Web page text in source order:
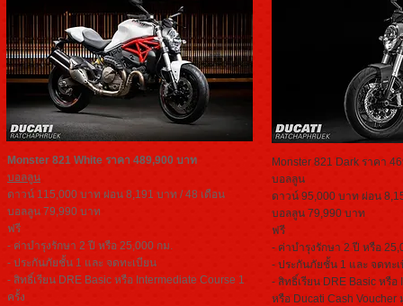
Monster 821 White ราคา 489,900 บาท
บอลลูน
ดาวน์ 115,000 บาท ผ่อน 8,191 บาท / 48 เดือน
บอลลูน 79,990 บาท
ฟรี
- ค่าบำรุงรักษา 2 ปี หรือ 25,000 กม.
- ประกันภัยชั้น 1 และ จดทะเบียน
- สิทธิ์เรียน DRE Basic หรือ Intermediate Course 1
ครั้ง
Monster 821 Dark ราคา
บอลลูน
ดาวน์ 95,000 บาท ผ่อน
บอลลูน 79,990 บาท
ฟรี
- ค่าบำรุงรักษา 2 ปี หรือ
- ประกันภัยชั้น 1 และ จดทะ
- สิทธิ์เรียน DRE Basic หรื
หรือ Ducati Cash